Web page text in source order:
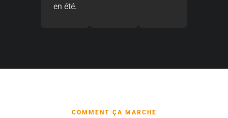
en été.
COMMENT ÇA MARCHE